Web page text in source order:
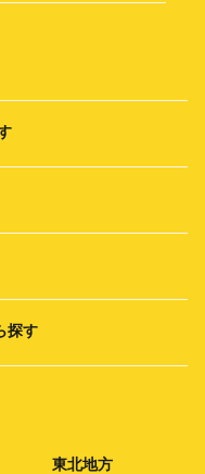
探す
東北地方